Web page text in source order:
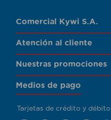
Comercial Kywi S.A.
Atención al cliente
Nuestras promociones
Medios de pago
Tarjetas de crédito y débito